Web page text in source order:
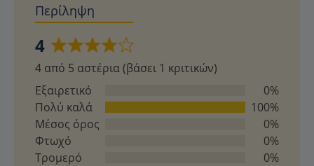
Περίληψη
4 Βαθμολογήθηκε
με
4
από
5
4 από 5 αστέρια (βάσει 1 κριτικών)
Εξαιρετικό
0%
Πολύ καλά
100%
Μέσος όρος
0%
Φτωχό
0%
Τρομερό
0%